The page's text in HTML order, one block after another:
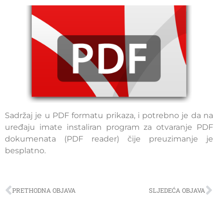
Sadržaj je u PDF formatu prikaza, i potrebno je da na
uređaju imate instaliran program za otvaranje PDF
dokumenata (PDF reader) čije preuzimanje je
besplatno.
PRETHODNA OBJAVA SLJEDEĆA OBJAVA